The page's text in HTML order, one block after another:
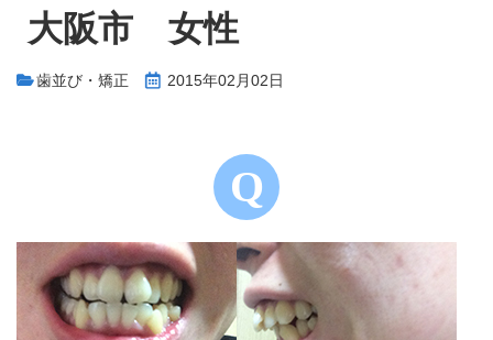
大阪市 女性
歯並び・矯正 2015年02月02日